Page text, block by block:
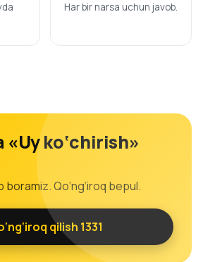
Har bir narsa uchun javob.
ko‘chirish»
boramiz. Qo‘ng‘iroq bepul.
qilish 1331